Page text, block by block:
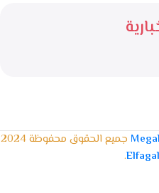
جميع الحقوق محفوظة 2024
.